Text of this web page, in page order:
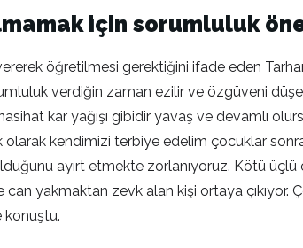
için sorumluluk
öğretilmesi gerektiğini ifade eden
verdiğin zaman ezilir ve özgüveni düşer,
kar yağışı gibidir yavaş ve devamlı
olarak kendimizi terbiye edelim çocuklar
ayırt etmekte zorlanıyoruz. Kötü
yakmaktan zevk alan kişi ortaya çıkıyor.
konuştu.